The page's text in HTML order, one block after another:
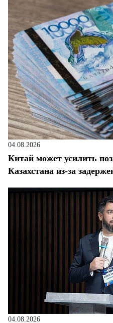
04.08.2026
Китай может усилить
Казахстана из-за
04.08.2026